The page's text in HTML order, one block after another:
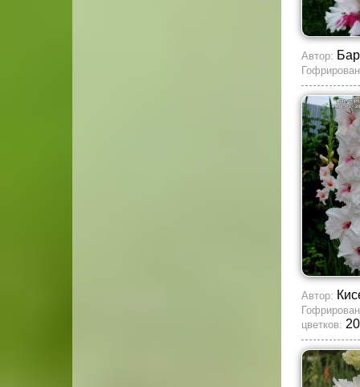
Автор:
Автор:
цветков: